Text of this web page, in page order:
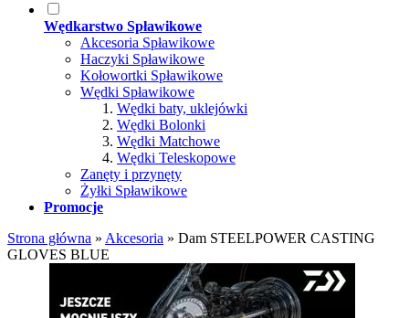
Wędkarstwo Spławikowe
Akcesoria Spławikowe
Haczyki Spławikowe
Kołowortki Spławikowe
Wędki Spławikowe
Wędki baty, uklejówki
Wędki Bolonki
Wędki Matchowe
Wędki Teleskopowe
Zanęty i przynęty
Żyłki Spławikowe
Promocje
Strona główna » Akcesoria » Dam STEELPOWER CASTING
GLOVES BLUE